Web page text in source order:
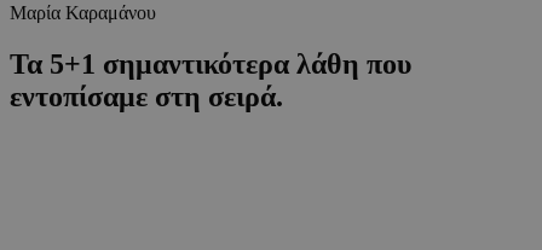
Μαρία Καραμάνου
Τα 5+1 σημαντικότερα λάθη που
εντοπίσαμε στη σειρά.